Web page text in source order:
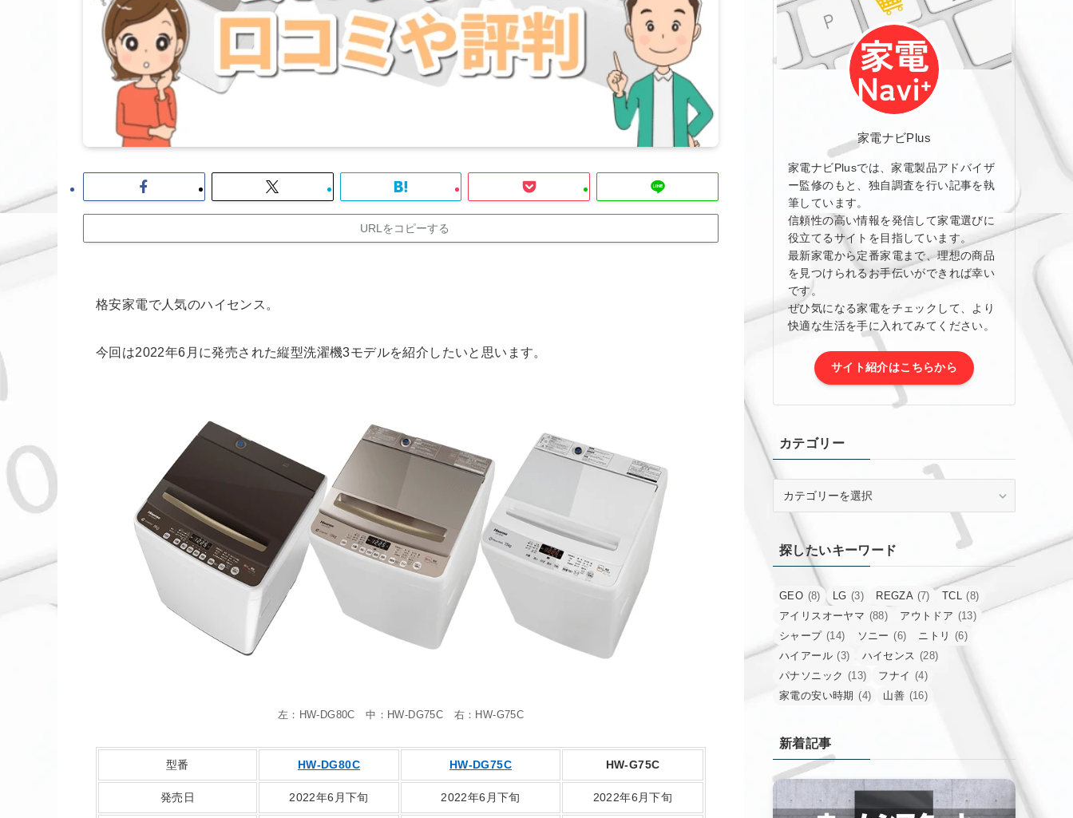
URLをコピーする
格安家電で人気のハイセンス。
今回は2022年6月に発売された縦型洗濯機3モデルを紹介したいと思います。
左：HW-DG80C 中：HW-DG75C 右：HW-G75C
型番 HW-DG80C HW-DG75C HW-G75C
発売日 2022年6月下旬 2022年6月下旬 2022年6月下旬
家電ナビPlus
家電ナビPlusでは、家電製品アドバイザ
ー監修のもと、独自調査を行い記事を執
筆しています。
信頼性の高い情報を発信して家電選びに
役立てるサイトを目指しています。
最新家電から定番家電まで、理想の商品
を見つけられるお手伝いができれば幸い
です。
ぜひ気になる家電をチェックして、より
快適な生活を手に入れてみてください。
サイト紹介はこちらから
カテゴリー
ー
探したいキーワード
GEO (8) LG (3) REGZA (7) TCL (8)
アイリスオーヤマ (88) アウトドア (13)
シャープ (14) ソニー (6) ニトリ (6)
ハイアール (3) ハイセンス (28)
パナソニック (13) フナイ (4)
家電の安い時期 (4) 山善 (16)
新着記事